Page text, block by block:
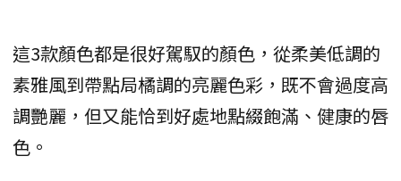
這3款顏色都是很好駕馭的顏色，從柔美低調的
素雅風到帶點局橘調的亮麗色彩，既不會過度高
調艷麗，但又能恰到好處地點綴飽滿、健康的唇
色。